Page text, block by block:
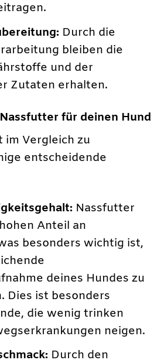
Durch die
bleiben die
und der
Zutaten erhalten.
für deinen Hund
Vergleich zu
entscheidende
Nassfutter
Anteil an
besonders wichtig ist,
deines Hundes zu
Dies ist besonders
die wenig trinken
neigen.
Durch den